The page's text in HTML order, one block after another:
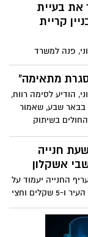
את בעיית
קריית
פנה למשרד
התורים. ממשרד
הועברה לטיפול
האכיפה והגבייה;
תעלה פתרונות
מראות של מאות
מתאימה"
הודיע לסימה רווח,
בבאר שבע, שאמור
בשיתוק
חנייה
אשקלון
החנייה יעמוד על
3 שקלים לשעה לתושבי העיר ו-5 שקלים וחצי
״הפתרון ייתן מענה
לפגוע בתושבי